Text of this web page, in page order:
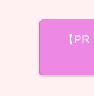
【